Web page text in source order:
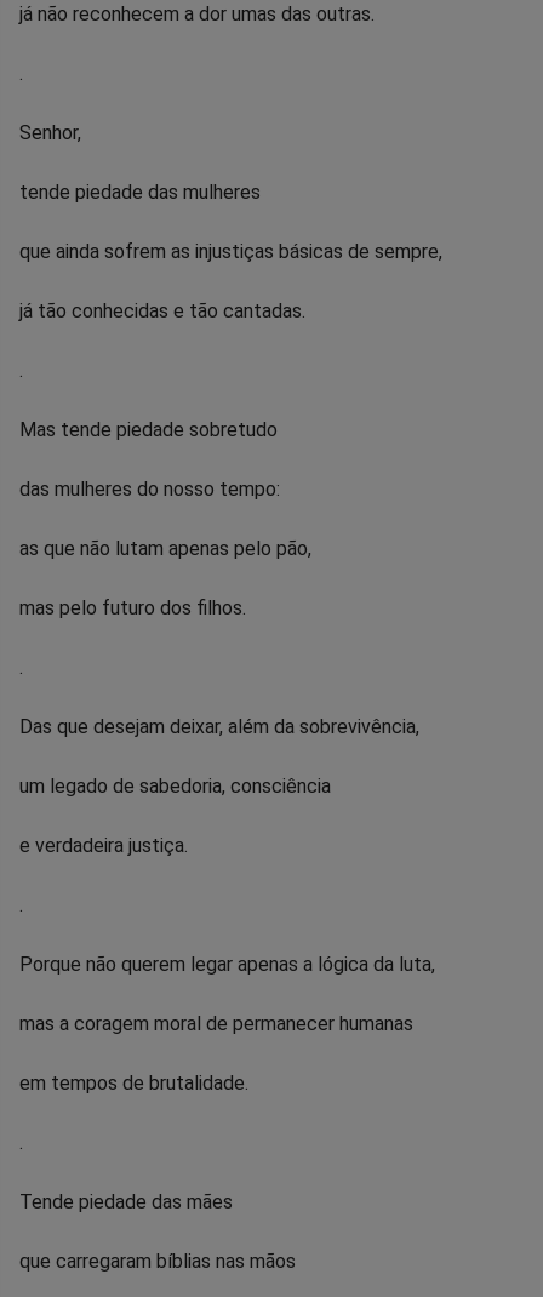
já não reconhecem a dor umas das outras.
Senhor,
tende piedade das mulheres
que ainda sofrem as injustiças básicas de sempre,
já tão conhecidas e tão cantadas.
Mas tende piedade sobretudo
das mulheres do nosso tempo:
as que não lutam apenas pelo pão,
mas pelo futuro dos filhos.
Das que desejam deixar, além da sobrevivência,
um legado de sabedoria, consciência
e verdadeira justiça.
Porque não querem legar apenas a lógica da luta,
mas a coragem moral de permanecer humanas
em tempos de brutalidade.
Tende piedade das mães
que carregaram bíblias nas mãos